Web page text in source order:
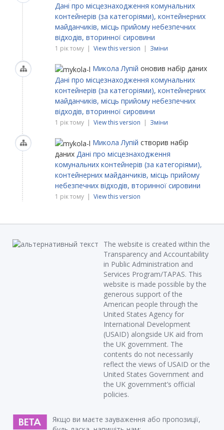
Дані про місцезнаходження комунальних
контейнерів (за категоріями), контейнерних
майданчиків, місць прийому небезпечних
відходів, вторинної сировини
1 рік тому | View this version | Зміни
Микола Лупій оновив набір даних
Дані про місцезнаходження комунальних
контейнерів (за категоріями), контейнерних
майданчиків, місць прийому небезпечних
відходів, вторинної сировини
1 рік тому | View this version | Зміни
Микола Лупій створив набір
даних Дані про місцезнаходження
комунальних контейнерів (за категоріями),
контейнерних майданчиків, місць прийому
небезпечних відходів, вторинної сировини
1 рік тому | View this version
The website is created within the
Transparency and Accountability
in Public Administration and
Services Program/TAPAS. This
website is made possible by the
generous support of the
American people through the
United States Agency for
International Development
(USAID) alongside UK aid from
the UK government. The
contents do not necessarily
reflect the views of USAID or the
United States Government and
the UK government’s official
policies.
Якщо ви маєте зауваження або пропозиції,